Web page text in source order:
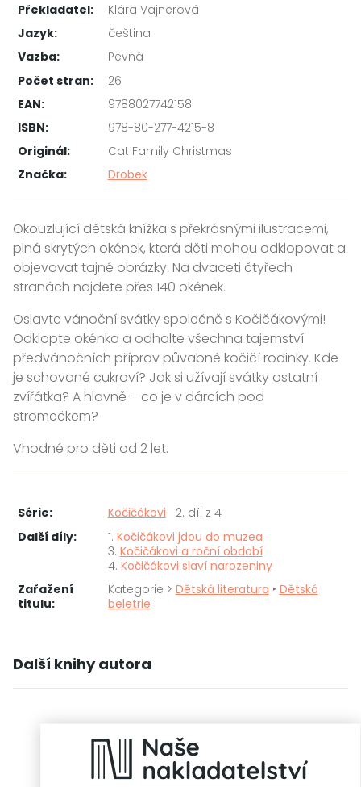
Překladatel:
Klára Vajnerová
Jazyk:
čeština
Vazba:
Pevná
Počet stran:
26
EAN:
9788027742158
ISBN:
978-80-277-4215-8
Originál:
Cat Family Christmas
Značka:
Drobek
Okouzlující dětská knížka s překrásnými ilustracemi,
plná skrytých okének, která děti mohou odklopovat a
objevovat tajné obrázky. Na dvaceti čtyřech
stranách najdete přes 140 okének.
Oslavte vánoční svátky společně s Kočičákovými!
Odklopte okénka a odhalte všechna tajemství
předvánočních příprav půvabné kočičí rodinky. Kde
je schované cukroví? Jak si užívají svátky ostatní
zvířátka? A hlavně – co je v dárcích pod
stromečkem?
Vhodné pro děti od 2 let.
Série: Kočičákovi
2. díl z 4
Další díly:
1. Kočičákovi jdou do muzea
3. Kočičákovi a roční období
4. Kočičákovi slaví narozeniny
Zařažení
titulu:
Kategorie > Dětská literatura ‣ Dětská
beletrie
Další knihy autora